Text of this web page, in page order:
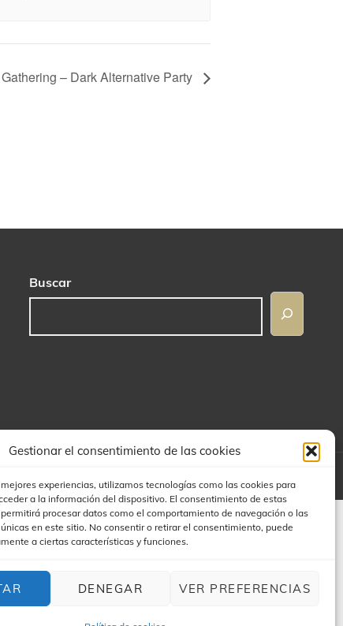
Gestionar el consentimiento de las cookies
experiencias, utilizamos tecnologías como las cookies para
a la información del dispositivo. El consentimiento de estas
procesar datos como el comportamiento de navegación o las
en este sitio. No consentir o retirar el consentimiento, puede
a ciertas características y funciones.
DENEGAR VER PREFERENCIAS
– Dark Alternative Party
Buscar